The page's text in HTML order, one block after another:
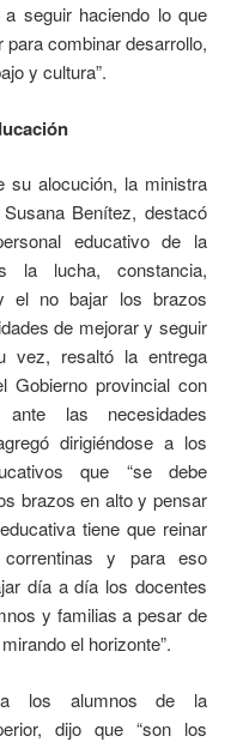
seguir haciendo lo que
para combinar desarrollo,
y cultura”.
su alocución, la ministra
Benítez, destacó
educativo de la
la lucha, constancia,
el no bajar los brazos
de mejorar y seguir
vez, resaltó la entrega
Gobierno provincial con
las necesidades
dirigiéndose a los
que “se debe
brazos en alto y pensar
tiene que reinar
y para eso
día a día los docentes
y familias a pesar de
el horizonte”.
a los alumnos de la
dijo que “son los